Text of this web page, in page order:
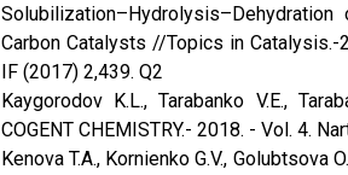
Carbon Catalysts //Topics in
IF (2017) 2,439. Q2
Kaygorodov K.L., Tarabanko V.E.,
COGENT CHEMISTRY.- 2018. - Vol. 4.
Kenova T.A., Kornienko G.V.,